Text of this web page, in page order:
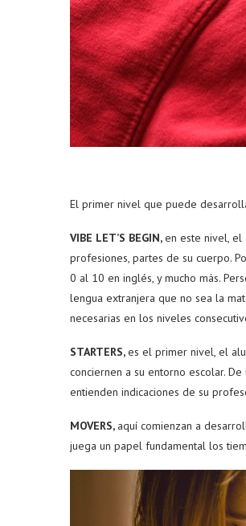
El primer nivel que puede
VIBE LET’S BEGIN,en este nivel, el
profesiones, partes de su cuerpo.
0 al 10 en inglés, y mucho más.
lengua extranjera que no sea la
necesarias en los niveles
STARTERS,es el primer nivel, el
conciernen a su entorno escolar.
entienden indicaciones de su
MOVERS, aquí comienzan a
juega un papel fundamental los